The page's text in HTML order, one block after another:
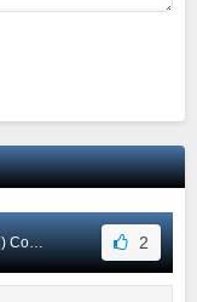
#112 2